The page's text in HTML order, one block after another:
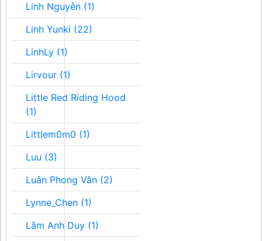
Linh Nguyễn (1)
Linh Yunki (22)
LinhLy (1)
Lirvour (1)
Little Red Riding Hood
(1)
Littlem0m0 (1)
Luu (3)
Luân Phong Vân (2)
Lynne_Chen (1)
Lâm Anh Duy (1)